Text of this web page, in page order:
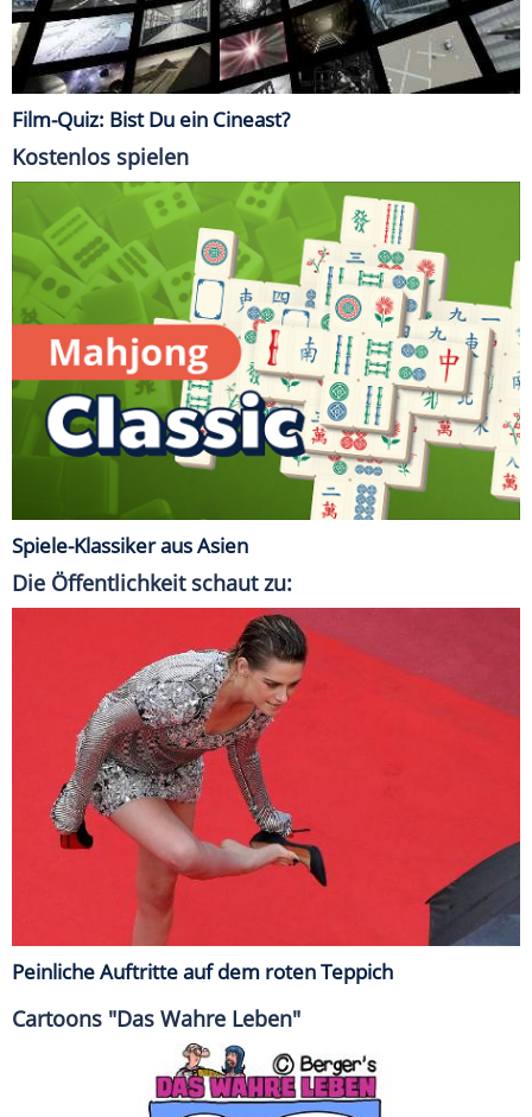
Film-Quiz: Bist Du ein Cineast?
Kostenlos spielen
Spiele-Klassiker aus Asien
Die Öffentlichkeit schaut zu:
Peinliche Auftritte auf dem roten Teppich
Cartoons "Das Wahre Leben"